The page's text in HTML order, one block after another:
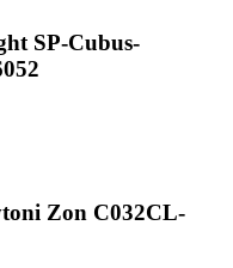
SP-Cubus-
Zon C032CL-